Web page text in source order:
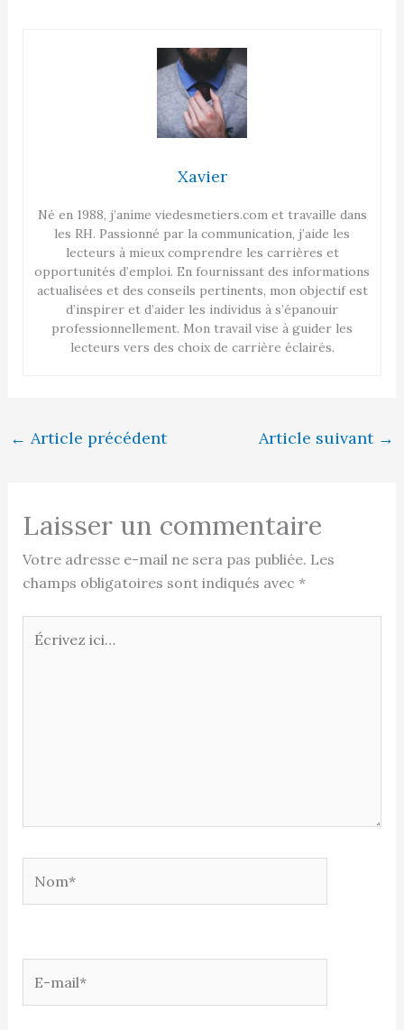
Xavier
Né en 1988, j’anime viedesmetiers.com et travaille dans
les RH. Passionné par la communication, j’aide les
lecteurs à mieux comprendre les carrières et
opportunités d’emploi. En fournissant des informations
actualisées et des conseils pertinents, mon objectif est
d’inspirer et d’aider les individus à s’épanouir
professionnellement. Mon travail vise à guider les
lecteurs vers des choix de carrière éclairés.
← Article précédent Article suivant →
Laisser un commentaire
Votre adresse e-mail ne sera pas publiée. Les
champs obligatoires sont indiqués avec *
Écrivez
ici…
mail*